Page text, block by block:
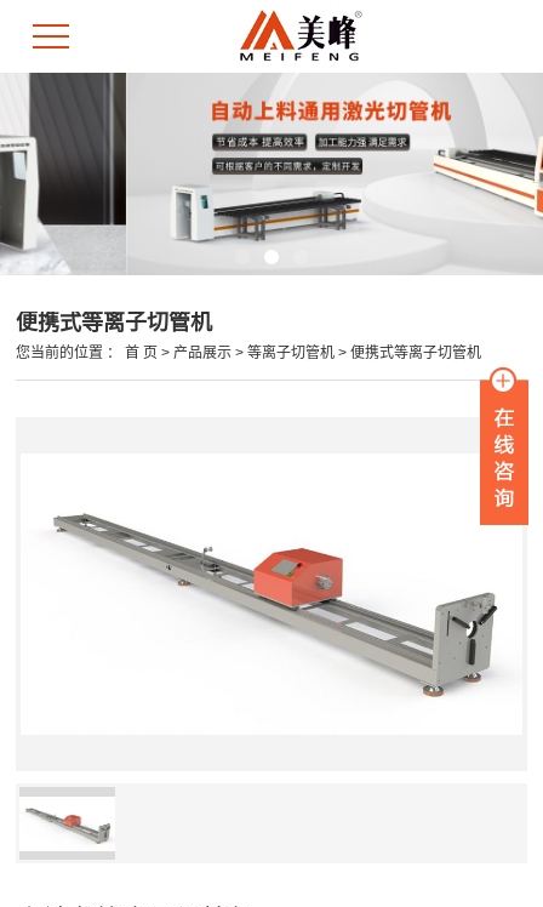
便携式等离子切管机
您当前的位置 ：首 页 >产品展示 >等离子切管机 >便携式等离子切管机